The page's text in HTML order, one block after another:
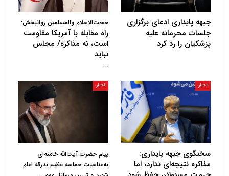
جبهه پایداری ادعای برگزاری
جلسات محرمانه علیه
پزشکیان را رد کرد
حجت‌الاسلام والمسلمین روانبخش:
راه مقابله با آمریکا مقاومت
است، نه مذاکره/ مجلس
نباید
…
اخبار
سخنگوی جبهه پایداری:
مذاکره نتیجه‌ای ندارد، اما
اخبار
پیام حضرت آیت‌الله خامنه‌ای
به‌مناسبت حماسه عظیم بدرقه امام